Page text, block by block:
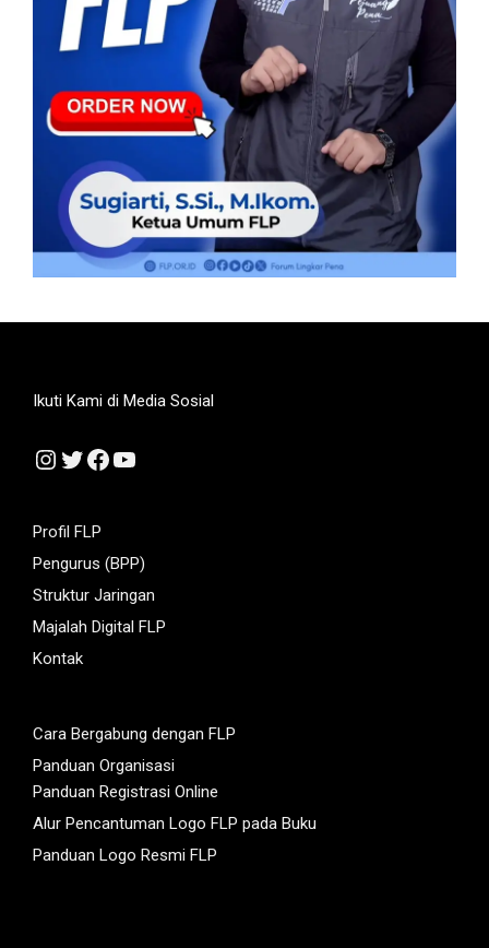
Ikuti Kami di Media Sosial
Instagram
Twitter
Facebook
YouTube
Profil FLP
Pengurus (BPP)
Struktur Jaringan
Majalah Digital FLP
Kontak
Cara Bergabung dengan FLP
Panduan Organisasi
Panduan Registrasi Online
Alur Pencantuman Logo FLP pada Buku
Panduan Logo Resmi FLP